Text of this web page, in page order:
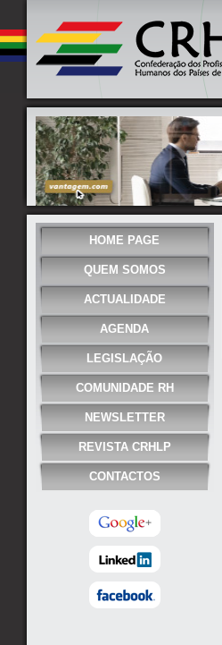
HOME PAGE
QUEM SOMOS
ACTUALIDADE
AGENDA
LEGISLAÇÃO
COMUNIDADE RH
NEWSLETTER
REVISTA CRHLP
CONTACTOS